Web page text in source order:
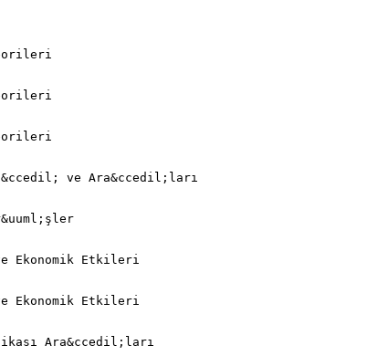
ve Ara&ccedil;ları
Ekonomik Etkileri
Ekonomik Etkileri
Ara&ccedil;ları